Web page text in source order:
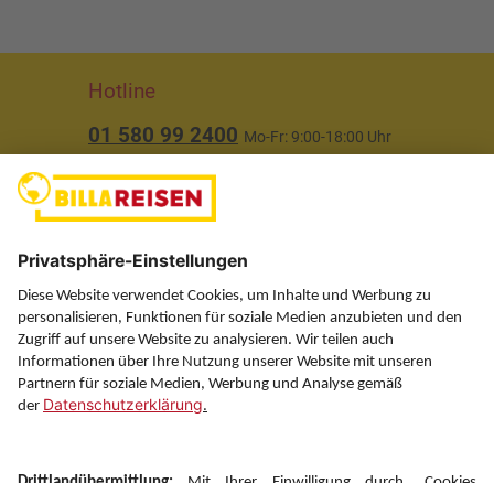
Hotline
01 580 99 2400 Mo-Fr: 9:00-18:00 Uhr
Über uns
Service
Information
Folgen Sie uns auf